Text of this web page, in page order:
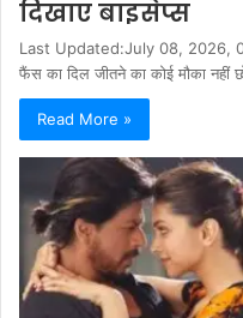
दिखाए बाइसेप्स
Last Updated:July 08, 2026,
फैंस का दिल जीतने का कोई मौका नहीं
Read More »